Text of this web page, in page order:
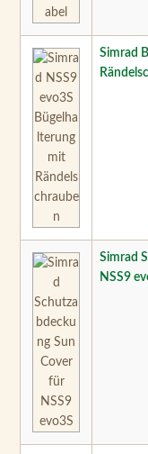
Simrad
Simrad
NSS9